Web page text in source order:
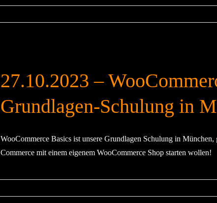
27.10.2023 –
Grundlagen-Schulung in
WooCommerce Basics ist unsere Grundlagen Schulung in
Commerce mit einem eigenem WooCommerce Shop starten wollen!